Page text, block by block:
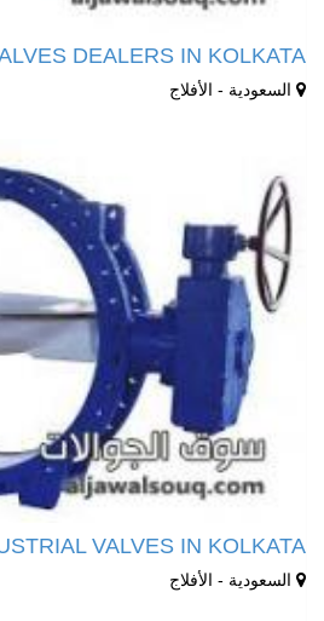
DEALERS IN KOLKATA
السعودية - الأفلاج
VALVES IN KOLKATA
السعودية - الأفلاج